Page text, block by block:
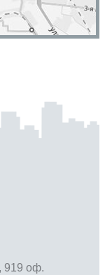
919 оф.